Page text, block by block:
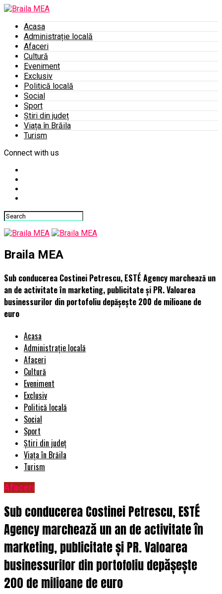
Acasa
Administrație locală
Afaceri
Cultură
Eveniment
Exclusiv
Politică locală
Social
Sport
Știri din județ
Viața în Brăila
Turism
Connect with us
Braila MEA
Sub conducerea Costinei Petrescu, ESTÉ Agency marchează un
an de activitate în marketing, publicitate și PR. Valoarea
businessurilor din portofoliu depășește 200 de milioane de
euro
Acasa
Administrație locală
Afaceri
Cultură
Eveniment
Exclusiv
Politică locală
Social
Sport
Știri din județ
Viața în Brăila
Turism
Afaceri
Sub conducerea Costinei Petrescu, ESTÉ
Agency marchează un an de activitate în
marketing, publicitate și PR. Valoarea
businessurilor din portofoliu depășește
200 de milioane de euro